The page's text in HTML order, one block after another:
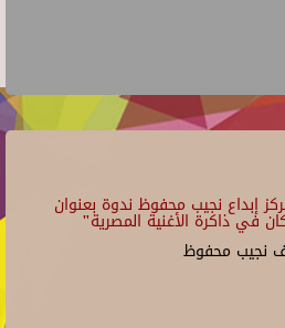
إبداع نجيب محفوظ ندوة بعنوان
في ذاكرة الأغنية المصرية"
نجيب محفوظ